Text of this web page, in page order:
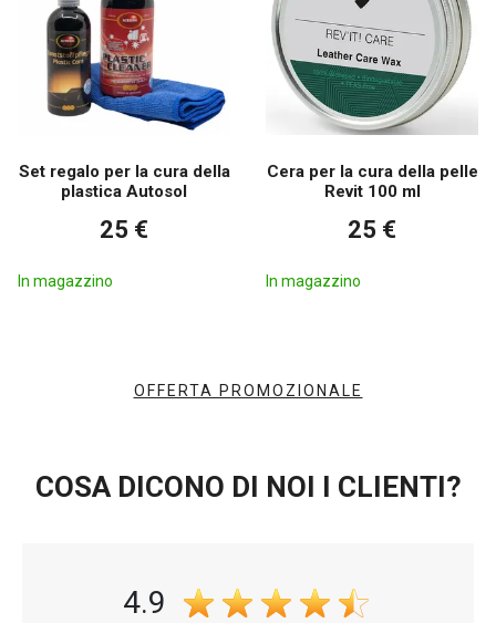
Set regalo per la cura della
plastica Autosol
25 €
In magazzino
Cera per la cura della pelle
Revit 100 ml
25 €
In magazzino
OFFERTA PROMOZIONALE
COSA DICONO DI NOI I CLIENTI?
4.9